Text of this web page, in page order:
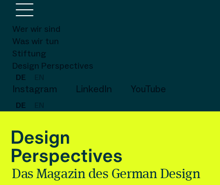
Wer wir sind
Was wir tun
Stiftung
Design Perspectives
DE
Instagram LinkedIn YouTube
DE
Das Magazin des German Design